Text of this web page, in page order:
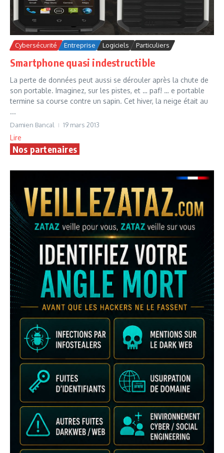
Cybersécurité Entreprise Logiciels Particuliers
Smartphone quasi indestructible
La perte de données peut aussi se dérouler après la chute de
son portable. Imaginez, sur les pistes, et … paf! … e portable
termine sa course contre un sapin. Cet hiver, la neige était au
...
Damien Bancal 19 mars 2013
Lire
Nos partenaires